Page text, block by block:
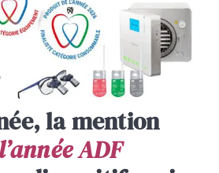
la mention
ADF